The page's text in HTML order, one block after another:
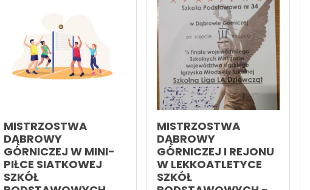
MISTRZOSTWA
DĄBROWY
GÓRNICZEJ W MINI-
PIŁCE SIATKOWEJ
SZKÓŁ
MISTRZOSTWA
DĄBROWY
GÓRNICZEJ I REJONU
W LEKKOATLETYCE
SZKÓŁ